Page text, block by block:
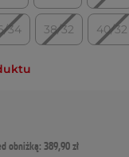
34 38/32 40/32
obniżką: 389,90 zł